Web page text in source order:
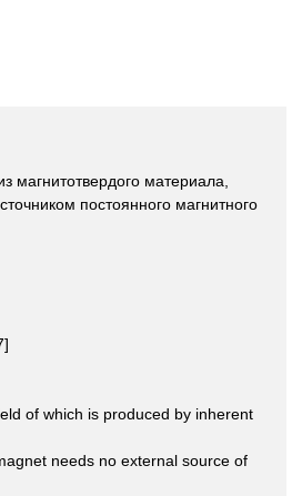
магнитотвердого материала,
постоянного магнитного
of which is produced by inherent
needs no external source of